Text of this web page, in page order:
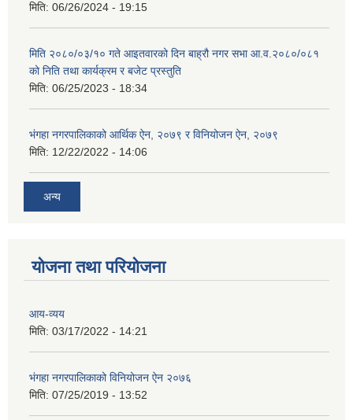
मिति: 06/26/2024 - 19:15
मिति २०८०/०३/१० गते आइतवारको दिन बाह्रौ नगर सभा आ.व.२०८०/०८१
को निति तथा कार्यक्रम र बजेट प्रस्तुति
मिति: 06/25/2023 - 18:34
भंगहा नगरपालिकाको आर्थिक ऐन, २०७९ र विनियोजन ऐन, २०७९
मिति: 12/22/2022 - 14:06
अन्य
योजना तथा परियोजना
आय-व्यय
मिति: 03/17/2022 - 14:21
भंगहा नगरपालिकाको विनियोजन ऐन २०७६
मिति: 07/25/2019 - 13:52